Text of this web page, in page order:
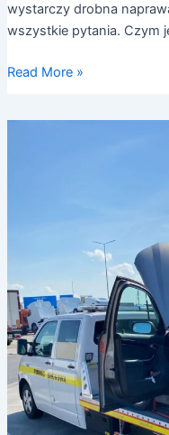
wystarczy drobna
wszystkie pytania. Czym
Read More »
Hannover
uratowała
dzień